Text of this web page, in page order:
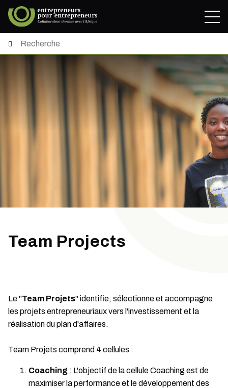
Team Projects
Le "Team Projets" identifie, sélectionne et accompagne
les projets entrepreneuriaux vers l'investissement et la
réalisation du plan d'affaires.
Team Projets comprend 4 cellules :
Coaching : L'objectif de la cellule Coaching est de
maximiser la performance et le développement des